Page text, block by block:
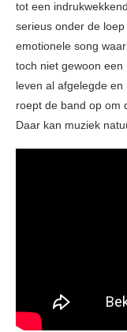
tot een
serieus onder de loep
emotionele song
toch niet gewoon een
leven al afgelegde
roept de band op om
Daar kan muziek